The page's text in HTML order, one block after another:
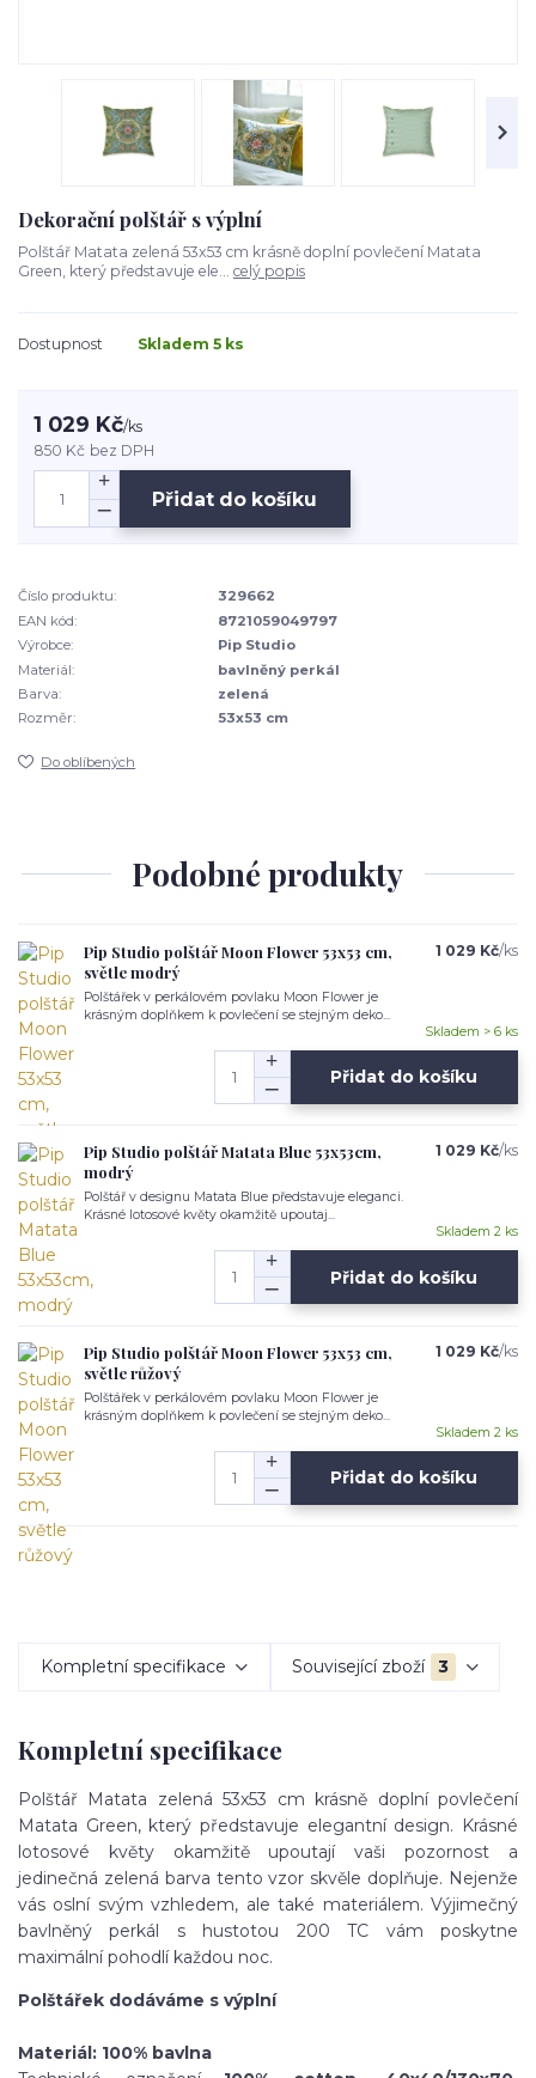
Dekorační polštář s výplní
Polštář Matata zelená 53x53 cm krásně doplní povlečení Matata
Green, který představuje ele... celý popis
Dostupnost Skladem 5 ks
1 029 Kč/ks
850 Kč bez DPH
Přidat do košíku
Číslo produktu:
329662
EAN kód:
8721059049797
Výrobce:
Pip Studio
Materiál:
bavlněný perkál
Barva:
zelená
Rozměr:
53x53 cm
Do oblíbených
Podobné produkty
Pip Studio polštář Moon Flower 53x53 cm,
světle modrý
Polštářek v perkálovém povlaku Moon Flower je
krásným doplňkem k povlečení se stejným deko...
1 029 Kč/ks
Skladem > 6 ks
Přidat do košíku
Pip Studio polštář Matata Blue 53x53cm,
modrý
Polštář v designu Matata Blue představuje eleganci.
Krásné lotosové květy okamžitě upoutaj...
1 029 Kč/ks
Skladem 2 ks
Přidat do košíku
Pip Studio polštář Moon Flower 53x53 cm,
světle růžový
Polštářek v perkálovém povlaku Moon Flower je
krásným doplňkem k povlečení se stejným deko...
1 029 Kč/ks
Skladem 2 ks
Přidat do košíku
Kompletní specifikace Související zboží 3
Kompletní specifikace
Polštář Matata zelená 53x53 cm krásně doplní povlečení
Matata Green, který představuje elegantní design. Krásné
lotosové květy okamžitě upoutají vaši pozornost a
jedinečná zelená barva tento vzor skvěle doplňuje. Nejenže
vás oslní svým vzhledem, ale také materiálem. Výjimečný
bavlněný perkál s hustotou 200 TC vám poskytne
maximální pohodlí každou noc.
Polštářek dodáváme s výplní
Materiál: 100% bavlna